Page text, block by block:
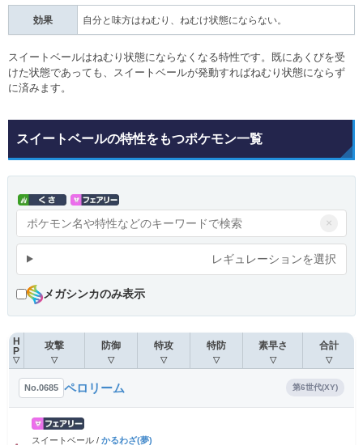
効果 自分と味方はねむり、ねむけ状態にならない。
スイートベールはねむり状態にならなくなる特性です。既にあくびを受
けた状態であっても、スイートベールが発動すればねむり状態にならず
に済みます。
スイートベールの特性をもつポケモン一覧
×
レギュレーションを選択
メガシンカのみ表示
H
P
▽
攻撃
▽
防御
▽
特攻
▽
特防
▽
素早さ
▽
合計
▽
No.0685 ペロリーム 第6世代(XY)
スイートベール / かるわざ(夢)